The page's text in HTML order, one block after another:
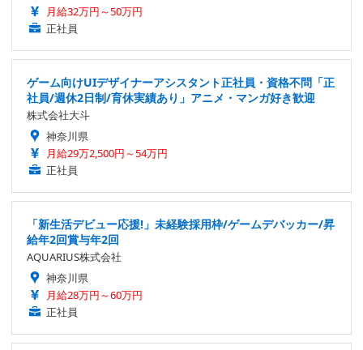
月給32万円～50万円
正社員
ゲーム向けUIデザイナーアシスタント正社員・資格不問「正
社員/週休2日制/育休実績あり」アニメ・マンガ好き歓迎
株式会社大斗
神奈川県
月給29万2,500円～54万円
正社員
「新生活デビュー応援!」未経験採用枠/ゲームデバッカー/昇
給年2回賞与年2回
AQUARIUS株式会社
神奈川県
月給28万円～60万円
正社員